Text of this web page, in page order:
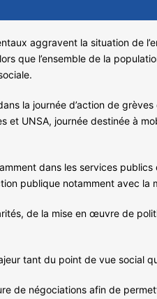
aggravent la situation de
que l’ensemble de la
la journée d’action de
et UNSA, journée destinée à
dans les services
publique notamment avec la
de la mise en œuvre de
tant du point de vue social
de négociations afin de